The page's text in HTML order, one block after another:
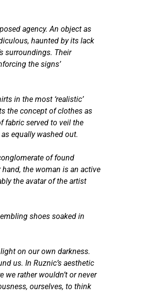
agency. An object as
haunted by its lack
surroundings. Their
the signs’
in the most ‘realistic’
the concept of clothes as
fabric served to veil the
equally washed out.
of found
the woman is an active
the avatar of the artist
shoes soaked in
on our own darkness.
us. In Ruznic’s aesthetic
we rather wouldn’t or never
ourselves, to think